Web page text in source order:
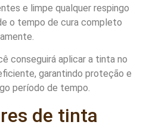
e limpe qualquer respingo
o tempo de cura completo
conseguirá aplicar a tinta no
garantindo proteção e
período de tempo.
de tinta